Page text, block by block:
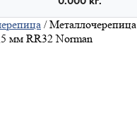
/ Металлочерепица
мм RR32 Norman